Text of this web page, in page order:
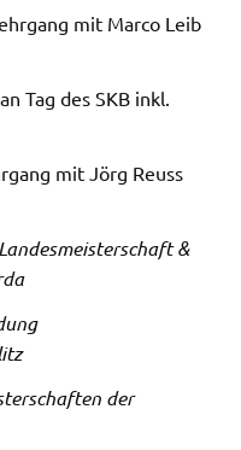
mit Marco Leib
Tag des SKB inkl.
mit Jörg Reuss
&
der